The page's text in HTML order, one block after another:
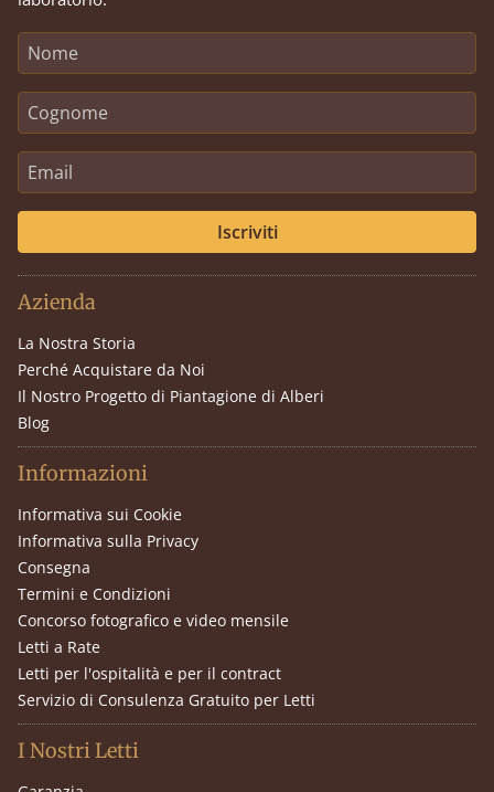
Iscriviti
Azienda
La Nostra Storia
Perché Acquistare da Noi
Il Nostro Progetto di Piantagione di Alberi
Blog
Informazioni
Informativa sui Cookie
Informativa sulla Privacy
Consegna
Termini e Condizioni
Concorso fotografico e video mensile
Letti a Rate
Letti per l'ospitalità e per il contract
Servizio di Consulenza Gratuito per Letti
I Nostri Letti